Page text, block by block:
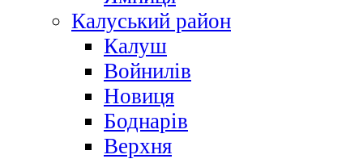
Калуський район
Калуш
Войнилів
Новиця
Боднарів
Верхня